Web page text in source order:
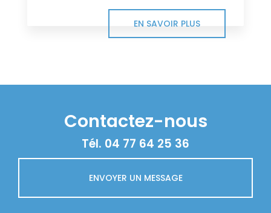
EN SAVOIR PLUS
Contactez-nous
Tél. 04 77 64 25 36
ENVOYER UN MESSAGE